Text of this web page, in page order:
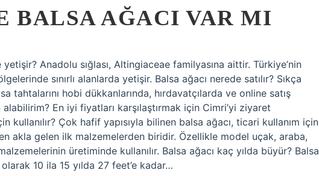
BALSA AĞACI VAR MI
yetişir? Anadolu sığlası, Altingiaceae familyasına aittir. Türkiye’nin
sınırlı alanlarda yetişir. Balsa ağacı nerede satılır? Sıkça
tahtalarını hobi dükkanlarında, hırdavatçılarda ve online satış
En iyi fiyatları karşılaştırmak için Cimri’yi ziyaret
kullanılır? Çok hafif yapısıyla bilinen balsa ağacı, ticari kullanım için
akla gelen ilk malzemelerden biridir. Özellikle model uçak, araba,
üretiminde kullanılır. Balsa ağacı kaç yılda büyür? Balsa
olarak 10 ila 15 yılda 27 feet’e kadar…